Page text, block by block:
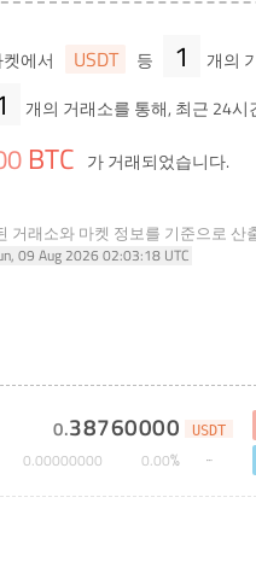
에서 USDT 등 1
개의
개의 거래소를 통해, 최근 24시
BTC 가 거래되었습니다.
거래소와 마켓 정보를 기준으로 산
09 Aug 2026 02:03:18 UTC
0.38760000 USDT
0.00000000 0.00%